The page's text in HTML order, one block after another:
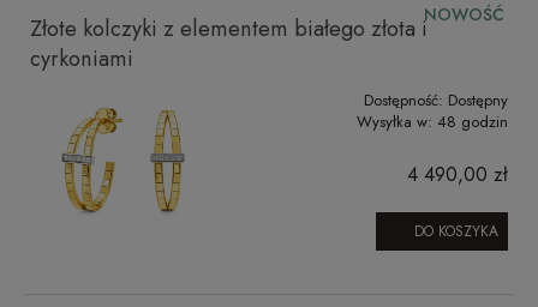
Złote kolczyki z elementem białego złota i
cyrkoniami
Dostępność: Dostępny
Wysyłka w: 48 godzin
4 490,00 zł
DO KOSZYKA
NOWOŚĆ